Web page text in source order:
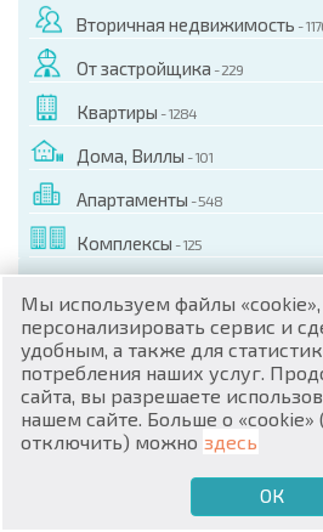
€
$
₽
₴
zł
Вторичная недвижимость -
От застройщика - 229
Квартиры - 1284
Дома, Виллы - 101
Апартаменты - 548
Комплексы - 125
Готовые решения
Города /
Мы используем файлы «cookie»,
персонализировать сервис и
удобным, а также для
потребления наших услуг.
сайта, вы разрешаете
нашем сайте. Больше о «cookie»
отключить) можно здесь
ОК